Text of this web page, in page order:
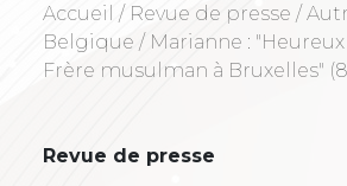
Accueil / Revue de presse /
Belgique / Marianne :
Frère musulman à Bruxelles" (8
Revue de presse